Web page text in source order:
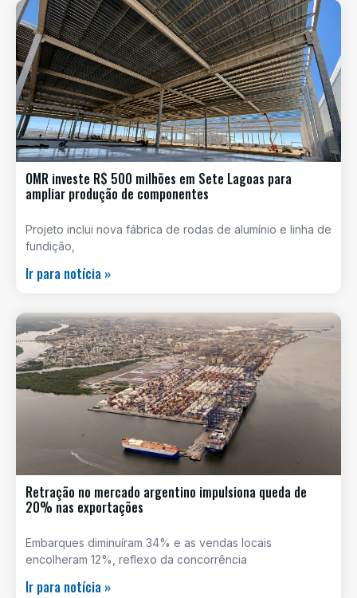
OMR investe R$ 500 milhões em Sete Lagoas para
ampliar produção de componentes
Projeto inclui nova fábrica de rodas de alumínio e linha de
fundição,
Ir para notícia »
Retração no mercado argentino impulsiona queda de
20% nas exportações
Embarques diminuíram 34% e as vendas locais
encolheram 12%, reflexo da concorrência
Ir para notícia »